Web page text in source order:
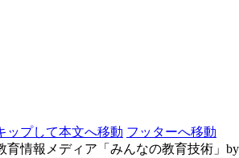
ップして本文へ移動 フッターへ移動
育情報メディア「みんなの教育技術」